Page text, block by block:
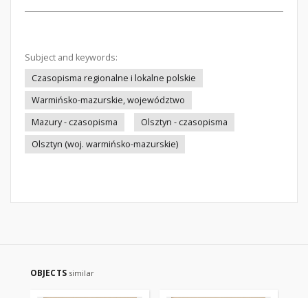
Subject and keywords:
Czasopisma regionalne i lokalne polskie
Warmińsko-mazurskie, województwo
Mazury - czasopisma
Olsztyn - czasopisma
Olsztyn (woj. warmińsko-mazurskie)
OBJECTS similar